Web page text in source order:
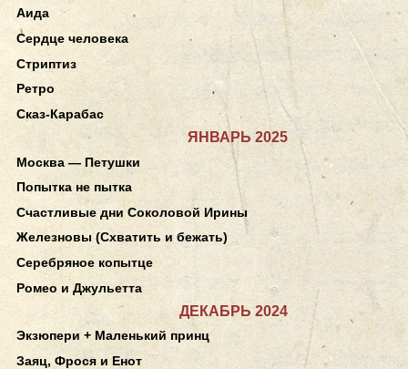
Аида
Сердце человека
Стриптиз
Ретро
Сказ-Карабас
ЯНВАРЬ 2025
Москва — Петушки
Попытка не пытка
Счастливые дни Соколовой Ирины
Железновы (Схватить и бежать)
Серебряное копытце
Ромео и Джульетта
ДЕКАБРЬ 2024
Экзюпери + Маленький принц
Заяц, Фрося и Енот